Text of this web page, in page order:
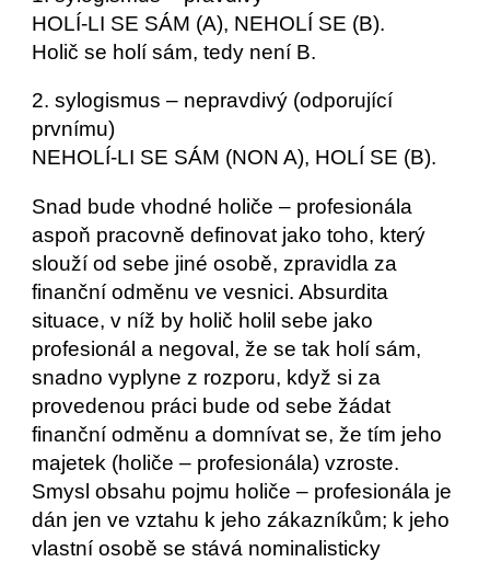
HOLÍ-LI SE SÁM (A), NEHOLÍ SE (B).
Holič se holí sám, tedy není B.
2. sylogismus – nepravdivý (odporující
prvnímu)
NEHOLÍ-LI SE SÁM (NON A), HOLÍ SE (B).
Snad bude vhodné holiče – profesionála
aspoň pracovně definovat jako toho, který
slouží od sebe jiné osobě, zpravidla za
finanční odměnu ve vesnici. Absurdita
situace, v níž by holič holil sebe jako
profesionál a negoval, že se tak holí sám,
snadno vyplyne z rozporu, když si za
provedenou práci bude od sebe žádat
finanční odměnu a domnívat se, že tím jeho
majetek (holiče – profesionála) vzroste.
Smysl obsahu pojmu holiče – profesionála je
dán jen ve vztahu k jeho zákazníkům; k jeho
vlastní osobě se stává nominalisticky